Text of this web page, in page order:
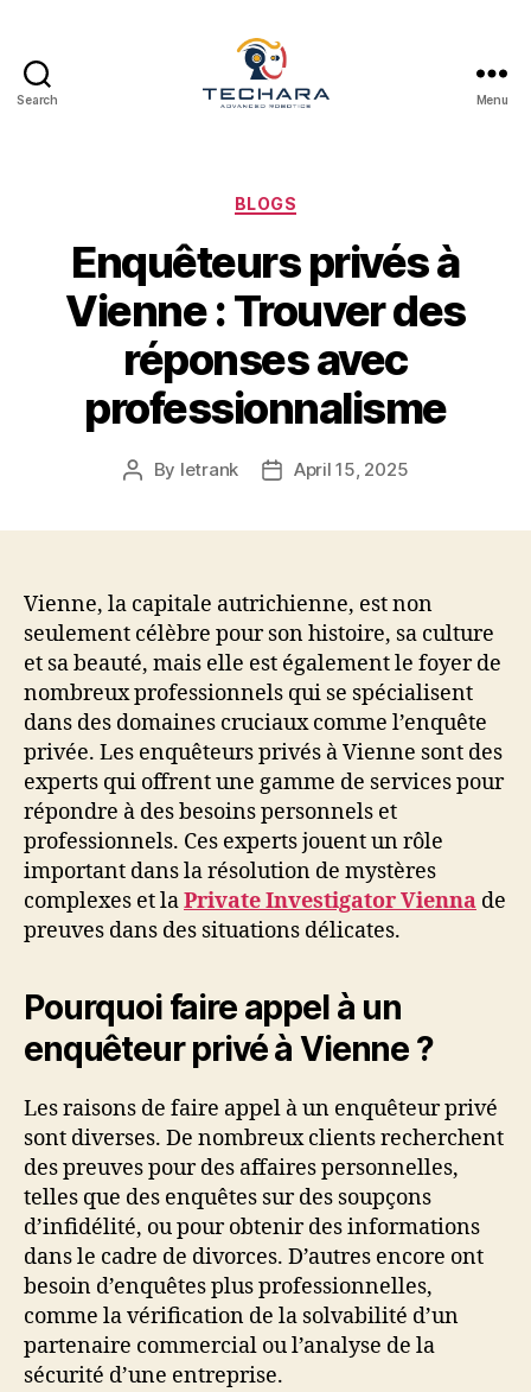
Search Menu
Categories
BLOGS
Enquêteurs privés à
Vienne : Trouver des
réponses avec
professionnalisme
Post
By letrank
PostApril 15, 2025
Vienne, la capitale autrichienne, est non
seulement célèbre pour son histoire, sa culture
et sa beauté, mais elle est également le foyer de
nombreux professionnels qui se spécialisent
dans des domaines cruciaux comme l’enquête
privée. Les enquêteurs privés à Vienne sont des
experts qui offrent une gamme de services pour
répondre à des besoins personnels et
professionnels. Ces experts jouent un rôle
important dans la résolution de mystères
complexes et laPrivate Investigator Vienna de
preuves dans des situations délicates.
Pourquoi faire appel à un
enquêteur privé à Vienne ?
Les raisons de faire appel à un enquêteur privé
sont diverses. De nombreux clients recherchent
des preuves pour des affaires personnelles,
telles que des enquêtes sur des soupçons
d’infidélité, ou pour obtenir des informations
dans le cadre de divorces. D’autres encore ont
besoin d’enquêtes plus professionnelles,
comme la vérification de la solvabilité d’un
partenaire commercial ou l’analyse de la
sécurité d’une entreprise.